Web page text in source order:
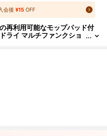
会後¥15 OFF
再利用可能なモップパッド付
ライ マルチファンクショ
ーム、キッチン、タイ